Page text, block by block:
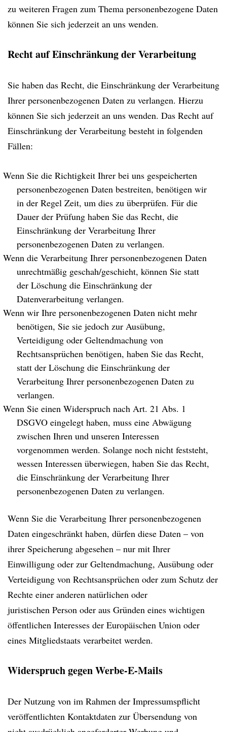
zu weiteren Fragen zum Thema personenbezogene Daten
können Sie sich jederzeit an uns wenden.
Recht auf Einschränkung der Verarbeitung
Sie haben das Recht, die Einschränkung der Verarbeitung
Ihrer personenbezogenen Daten zu verlangen. Hierzu
können Sie sich jederzeit an uns wenden. Das Recht auf
Einschränkung der Verarbeitung besteht in folgenden
Fällen:
Wenn Sie die Richtigkeit Ihrer bei uns gespeicherten
personenbezogenen Daten bestreiten, benötigen wir
in der Regel Zeit, um dies zu überprüfen. Für die
Dauer der Prüfung haben Sie das Recht, die
Einschränkung der Verarbeitung Ihrer
personenbezogenen Daten zu verlangen.
Wenn die Verarbeitung Ihrer personenbezogenen Daten
unrechtmäßig geschah/geschieht, können Sie statt
der Löschung die Einschränkung der
Datenverarbeitung verlangen.
Wenn wir Ihre personenbezogenen Daten nicht mehr
benötigen, Sie sie jedoch zur Ausübung,
Verteidigung oder Geltendmachung von
Rechtsansprüchen benötigen, haben Sie das Recht,
statt der Löschung die Einschränkung der
Verarbeitung Ihrer personenbezogenen Daten zu
verlangen.
Wenn Sie einen Widerspruch nach Art. 21 Abs. 1
DSGVO eingelegt haben, muss eine Abwägung
zwischen Ihren und unseren Interessen
vorgenommen werden. Solange noch nicht feststeht,
wessen Interessen überwiegen, haben Sie das Recht,
die Einschränkung der Verarbeitung Ihrer
personenbezogenen Daten zu verlangen.
Wenn Sie die Verarbeitung Ihrer personenbezogenen
Daten eingeschränkt haben, dürfen diese Daten – von
ihrer Speicherung abgesehen – nur mit Ihrer
Einwilligung oder zur Geltendmachung, Ausübung oder
Verteidigung von Rechtsansprüchen oder zum Schutz der
Rechte einer anderen natürlichen oder
juristischen Person oder aus Gründen eines wichtigen
öffentlichen Interesses der Europäischen Union oder
eines Mitgliedstaats verarbeitet werden.
Widerspruch gegen Werbe-E-Mails
Der Nutzung von im Rahmen der Impressumspflicht
veröffentlichten Kontaktdaten zur Übersendung von